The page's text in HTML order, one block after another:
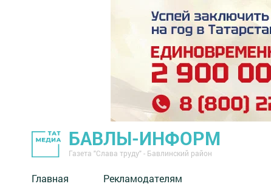
БАВЛЫ-ИНФОРМ
Газета "Слава труду" - Бавлинский район
Главная Рекламодателям